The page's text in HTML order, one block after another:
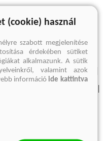
nincs találat
felmondási nyilatkozat
(cookie) használ
szabott megjelenítése
érdekében sütiket
alkalmazunk. A sütik
valamint azok
információide kattintva